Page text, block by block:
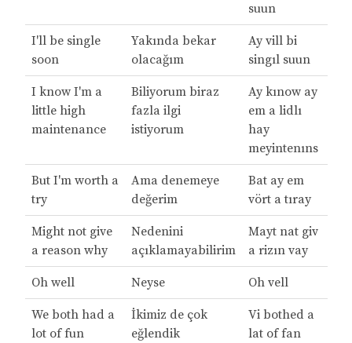
suun
I'll be single
soon
Yakında bekar
olacağım
Ay vill bi
singıl suun
I know I'm a
little high
maintenance
Biliyorum biraz
fazla ilgi
istiyorum
Ay kınow ay
em a lidlı
hay
meyintenıns
But I'm worth a
try
Ama denemeye
değerim
Bat ay em
vört a tıray
Might not give
a reason why
Nedenini
açıklamayabilirim
Mayt nat giv
a rizın vay
Oh well Neyse Oh vell
We both had a
lot of fun
İkimiz de çok
eğlendik
Vi bothed a
lat of fan